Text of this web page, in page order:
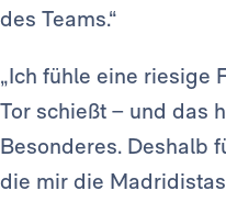
des Teams.“
„Ich fühle eine riesige
Tor schießt – und das
Besonderes. Deshalb
die mir die